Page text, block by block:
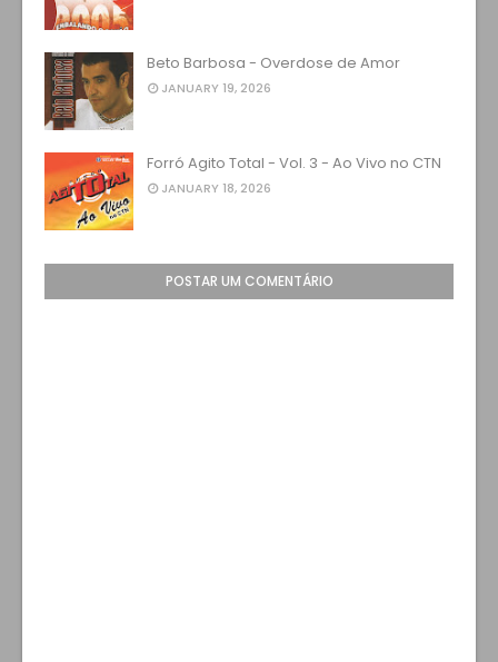
Beto Barbosa - Overdose de Amor
JANUARY 19, 2026
Forró Agito Total - Vol. 3 - Ao Vivo no CTN
JANUARY 18, 2026
POSTAR UM COMENTÁRIO